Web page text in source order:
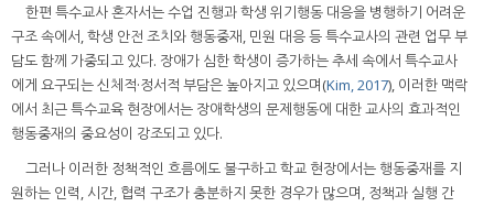
한편 특수교사 혼자서는 수업 진행과 학생 위기행동 대응을 병행하기 어려운
구조 속에서, 학생 안전 조치와 행동중재, 민원 대응 등 특수교사의 관련 업무 부
담도 함께 가중되고 있다. 장애가 심한 학생이 증가하는 추세 속에서 특수교사
에게 요구되는 신체적·정서적 부담은 높아지고 있으며(Kim, 2017), 이러한 맥락
에서 최근 특수교육 현장에서는 장애학생의 문제행동에 대한 교사의 효과적인
행동중재의 중요성이 강조되고 있다.
그러나 이러한 정책적인 흐름에도 불구하고 학교 현장에서는 행동중재를 지
원하는 인력, 시간, 협력 구조가 충분하지 못한 경우가 많으며, 정책과 실행 간